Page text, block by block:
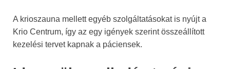
A krioszauna mellett egyéb szolgáltatásokat is nyújt a
Krio Centrum, így az egy igények szerint összeállított
kezelési tervet kapnak a páciensek.